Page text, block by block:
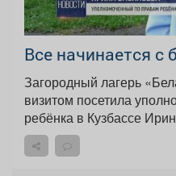
Все начинается с
Загородный лагерь
визитом посетила
ребёнка в Кузбассе